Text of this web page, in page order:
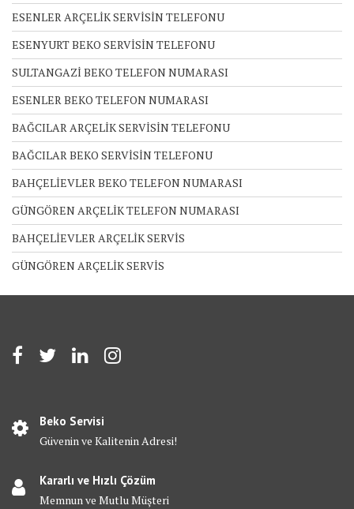
ESENLER ARÇELİK SERVİSİN TELEFONU
ESENYURT BEKO SERVİSİN TELEFONU
SULTANGAZİ BEKO TELEFON NUMARASI
ESENLER BEKO TELEFON NUMARASI
BAĞCILAR ARÇELİK SERVİSİN TELEFONU
BAĞCILAR BEKO SERVİSİN TELEFONU
BAHÇELİEVLER BEKO TELEFON NUMARASI
GÜNGÖREN ARÇELİK TELEFON NUMARASI
BAHÇELİEVLER ARÇELİK SERVİS
GÜNGÖREN ARÇELİK SERVİS
Beko Servisi
Güvenin ve Kalitenin Adresi!
Kararlı ve Hızlı Çözüm
Memnun ve Mutlu Müşteri